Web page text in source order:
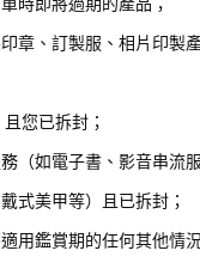
章、訂製服、相片印製
您已拆封；
（如電子書、影音串
式美甲等）且已拆封；
用鑑賞期的任何其他情